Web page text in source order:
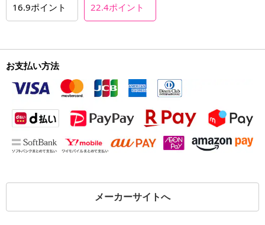
16.9ポイント
22.4ポイント
お支払い方法
メーカーサイトへ